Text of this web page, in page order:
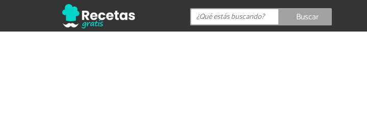
Buscar